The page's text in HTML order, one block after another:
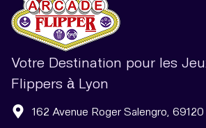
Votre Destination pour les
Flippers à Lyon
162 Avenue Roger Salengro, 69120